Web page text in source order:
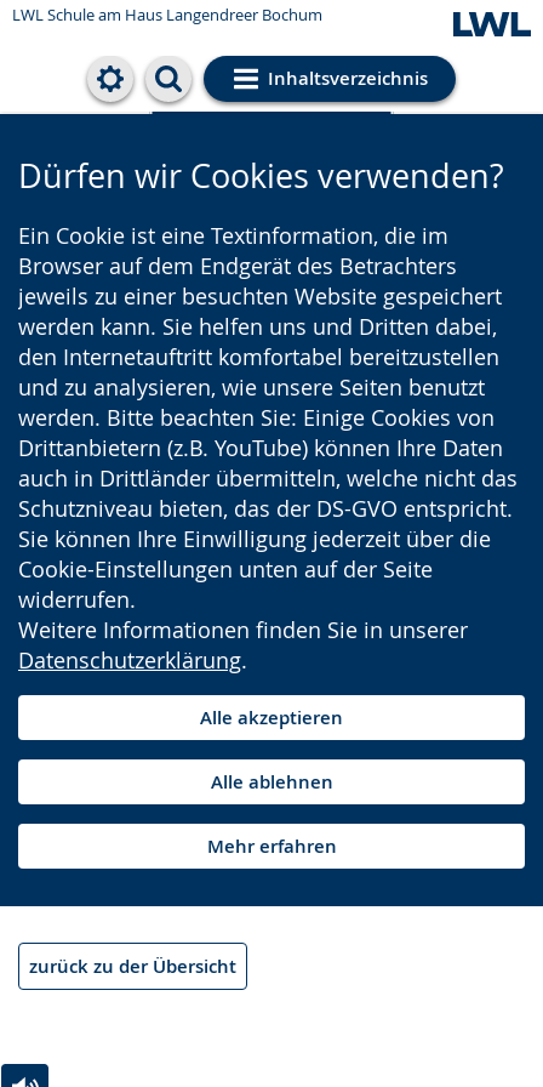
LWL Schule am Haus Langendreer Bochum
Inhaltsverzeichnis
Cookie-Einstellungen
Dürfen wir Cookies verwenden?
Ein Cookie ist eine Textinformation, die im
Browser auf dem Endgerät des Betrachters
jeweils zu einer besuchten Website gespeichert
werden kann. Sie helfen uns und Dritten dabei,
den Internetauftritt komfortabel bereitzustellen
und zu analysieren, wie unsere Seiten benutzt
werden. Bitte beachten Sie: Einige Cookies von
Drittanbietern (z.B. YouTube) können Ihre Daten
auch in Drittländer übermitteln, welche nicht das
Schutzniveau bieten, das der DS-GVO entspricht.
Sie können Ihre Einwilligung jederzeit über die
Cookie-Einstellungen unten auf der Seite
widerrufen.
Weitere Informationen finden Sie in unserer
Datenschutzerklärung.
Alle akzeptieren
Alle ablehnen
Mehr erfahren
zurück zu der Übersicht